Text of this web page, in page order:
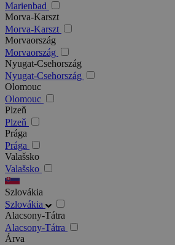
Marienbad
Morva-Karszt
Morva-Karszt
Morvaország
Morvaország
Nyugat-Csehország
Nyugat-Csehország
Olomouc
Olomouc
Plzeň
Plzeň
Prága
Prága
Valašsko
Valašsko
Szlovákia
Szlovákia
Alacsony-Tátra
Alacsony-Tátra
Árva